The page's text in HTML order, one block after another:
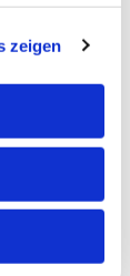
zeigen